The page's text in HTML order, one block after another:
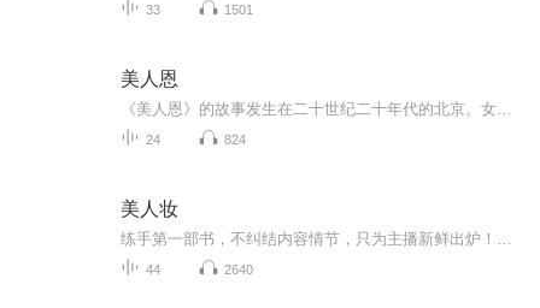
33 1501
美人恩
24 824
美人妆
44 2640